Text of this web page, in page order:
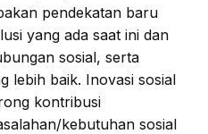
pendekatan baru
yang ada saat ini dan
sosial, serta
lebih baik. Inovasi sosial
kontribusi
kebutuhan sosial